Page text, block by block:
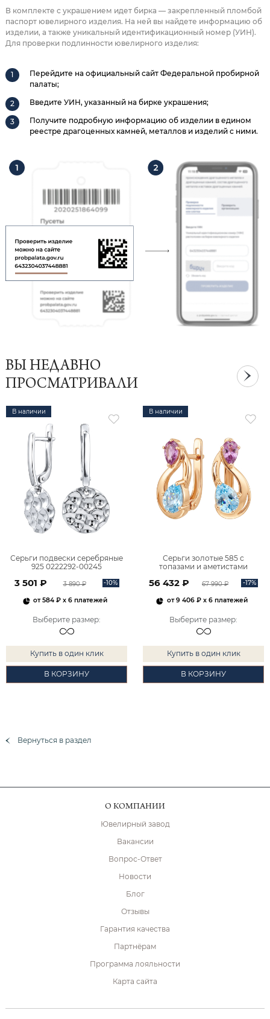
В комплекте с украшением идет бирка — закрепленный пломбой
паспорт ювелирного изделия. На ней вы найдете информацию об
изделии, а также уникальный идентификационный номер (УИН).
Для проверки подлинности ювелирного изделия:
Перейдите на официальный сайт Федеральной пробирной
палаты;
Введите УИН, указанный на бирке украшения;
Получите подробную информацию об изделии в едином
реестре драгоценных камней, металлов и изделий с ними.
ВЫ НЕДАВНО
ПРОСМАТРИВАЛИ
В наличии
Серьги подвески серебряные
925 0222292-00245
3 501 ₽ 3 890 ₽ -10%
от584 ₽ x 6 платежей
Выберите размер:
Купить в один клик
В КОРЗИНУ
В наличии
Серьги золотые 585 с
топазами и аметистами
56 432 ₽ 67 990 ₽ -17%
от9 406 ₽x 6 платежей
Выберите размер:
Купить в один клик
В КОРЗИНУ
Вернуться в раздел
О КОМПАНИИ
Ювелирный завод
Вакансии
Вопрос-Ответ
Новости
Блог
Отзывы
Гарантия качества
Партнёрам
Программа лояльности
Карта сайта